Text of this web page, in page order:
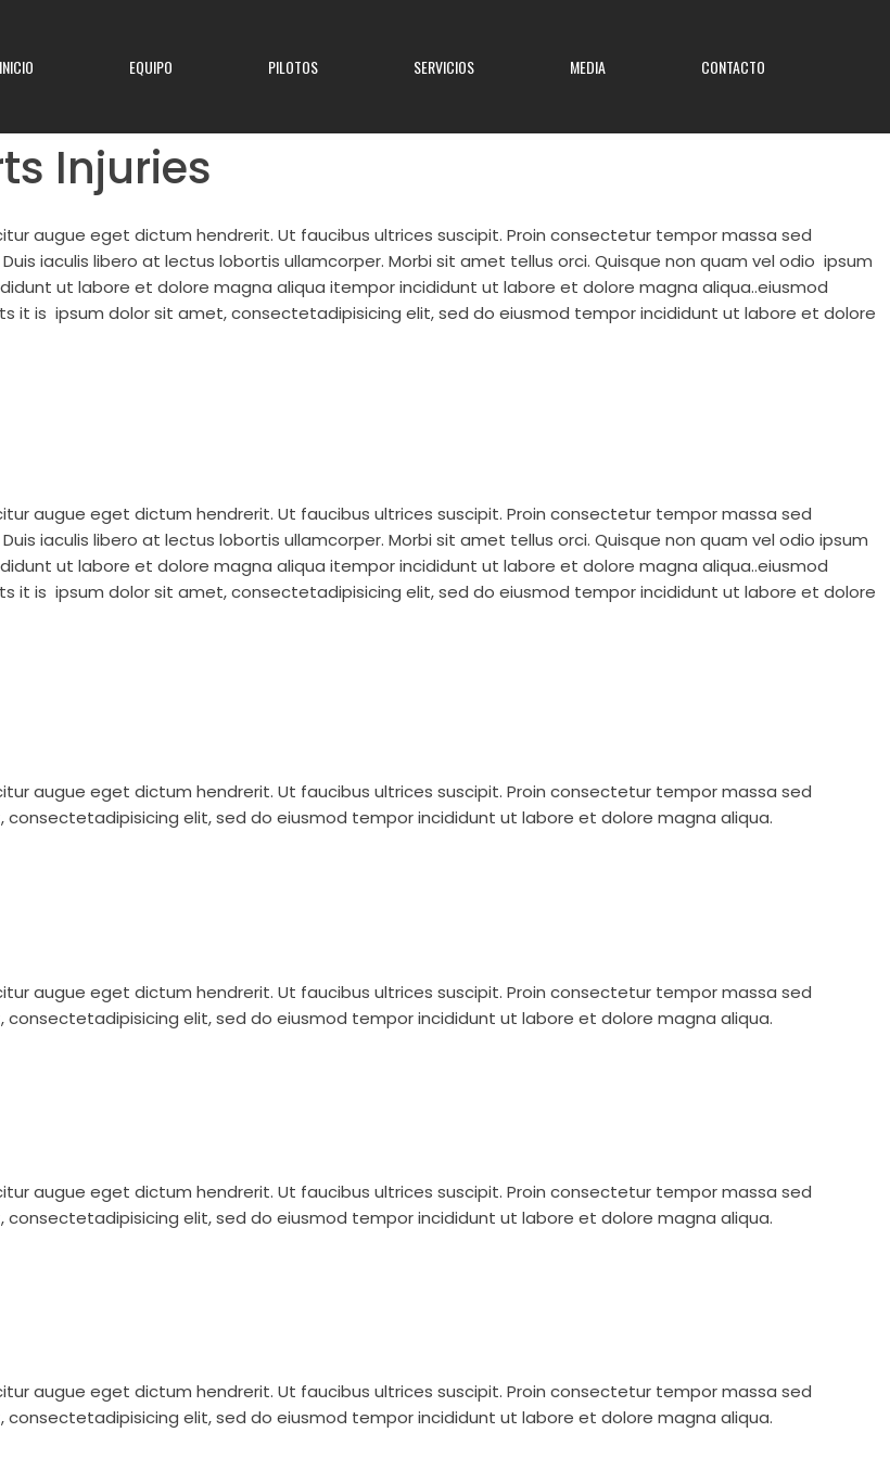
INICIO EQUIPO PILOTOS SERVICIOS MEDIA CONTACTO
Injuries
augue eget dictum hendrerit. Ut faucibus ultrices suscipit. Proin consectetur tempor massa sed
iaculis libero at lectus lobortis ullamcorper. Morbi sit amet tellus orci. Quisque non quam vel odio ipsum
ut labore et dolore magna aliqua itempor incididunt ut labore et dolore magna aliqua..eiusmod
it is ipsum dolor sit amet, consectetadipisicing elit, sed do eiusmod tempor incididunt ut labore et dolore
augue eget dictum hendrerit. Ut faucibus ultrices suscipit. Proin consectetur tempor massa sed
iaculis libero at lectus lobortis ullamcorper. Morbi sit amet tellus orci. Quisque non quam vel odio ipsum
ut labore et dolore magna aliqua itempor incididunt ut labore et dolore magna aliqua..eiusmod
it is ipsum dolor sit amet, consectetadipisicing elit, sed do eiusmod tempor incididunt ut labore et dolore
augue eget dictum hendrerit. Ut faucibus ultrices suscipit. Proin consectetur tempor massa sed
consectetadipisicing elit, sed do eiusmod tempor incididunt ut labore et dolore magna aliqua.
augue eget dictum hendrerit. Ut faucibus ultrices suscipit. Proin consectetur tempor massa sed
consectetadipisicing elit, sed do eiusmod tempor incididunt ut labore et dolore magna aliqua.
augue eget dictum hendrerit. Ut faucibus ultrices suscipit. Proin consectetur tempor massa sed
consectetadipisicing elit, sed do eiusmod tempor incididunt ut labore et dolore magna aliqua.
augue eget dictum hendrerit. Ut faucibus ultrices suscipit. Proin consectetur tempor massa sed
consectetadipisicing elit, sed do eiusmod tempor incididunt ut labore et dolore magna aliqua.